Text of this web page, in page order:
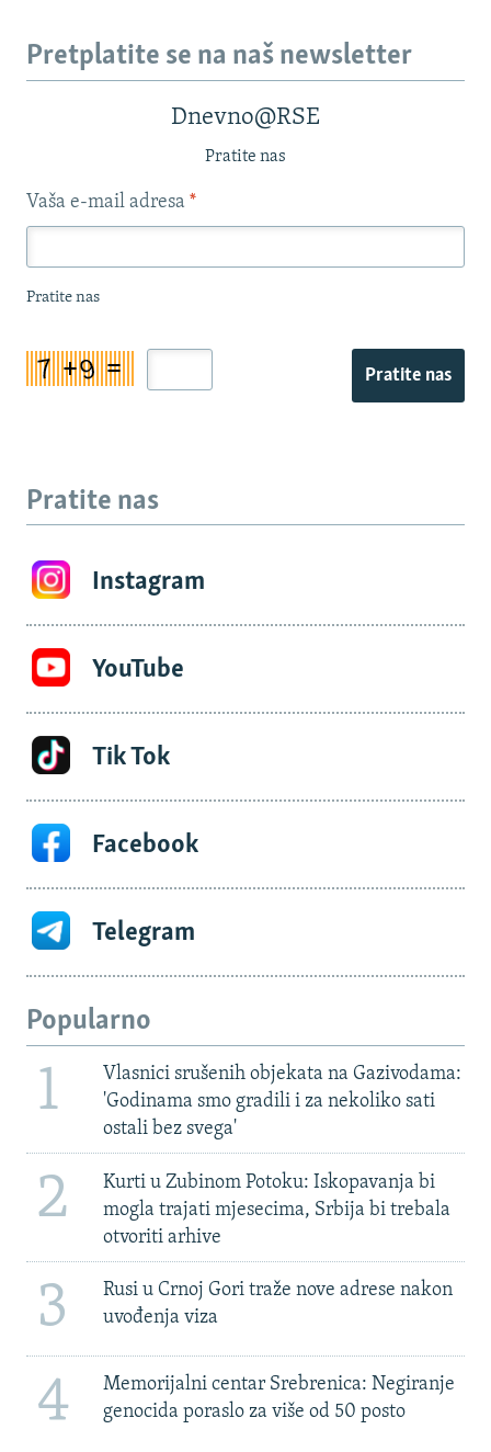
Pretplatite se na naš newsletter
Dnevno@RSE
Pratite nas
Vaša e-mail adresa *
Pratite nas
Pratite nas
Pratite nas
Instagram
YouTube
Tik Tok
Facebook
Telegram
Popularno
1
Vlasnici srušenih objekata na Gazivodama:
'Godinama smo gradili i za nekoliko sati
ostali bez svega'
2
Kurti u Zubinom Potoku: Iskopavanja bi
mogla trajati mjesecima, Srbija bi trebala
otvoriti arhive
3
Rusi u Crnoj Gori traže nove adrese nakon
uvođenja viza
4
Memorijalni centar Srebrenica: Negiranje
genocida poraslo za više od 50 posto